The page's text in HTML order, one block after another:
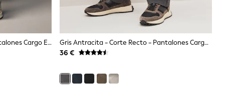
Piedra Claro - Corte Recto - Pantalones Cargo En Tejido Elástico De Algodón
Gris Antracita - Corte Recto - Pantalones Cargo En Tejido Elástico De Algodón
36 €